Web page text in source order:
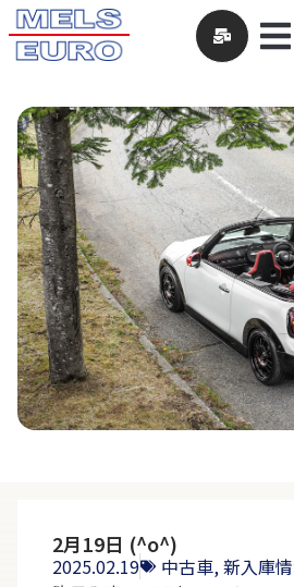
2月19日 (^o^)
2025.02.19 中古車,新入庫情